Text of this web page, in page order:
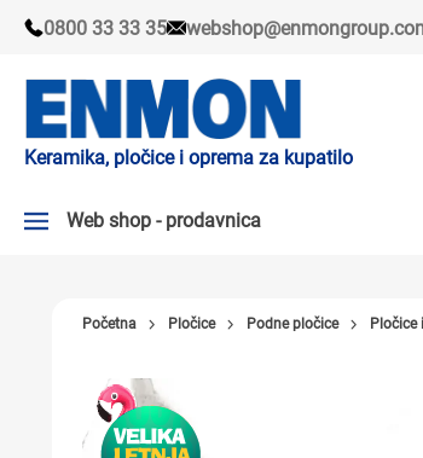
0800 33 33 35
Keramika, pločice i oprema za kupatilo
Web shop - prodavnica
PLOČICE
SLAVINE
KADE I TUŠ KABINE
Početna Pločice Podne pločice